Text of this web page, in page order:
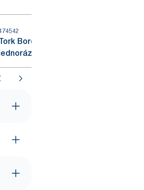
Bordeaux červené
prostírání